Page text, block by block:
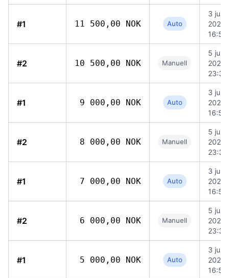
#1 11 500,00 NOK Auto
3 juni
2026
16:52
#2 10 500,00 NOK Manuell
5 juni
2026
23:37
#1 9 000,00 NOK Auto
3 juni
2026
16:52
#2 8 000,00 NOK Manuell
5 juni
2026
23:36
#1 7 000,00 NOK Auto
3 juni
2026
16:52
#2 6 000,00 NOK Manuell
5 juni
2026
23:36
#1 5 000,00 NOK Auto
3 juni
2026
16:52